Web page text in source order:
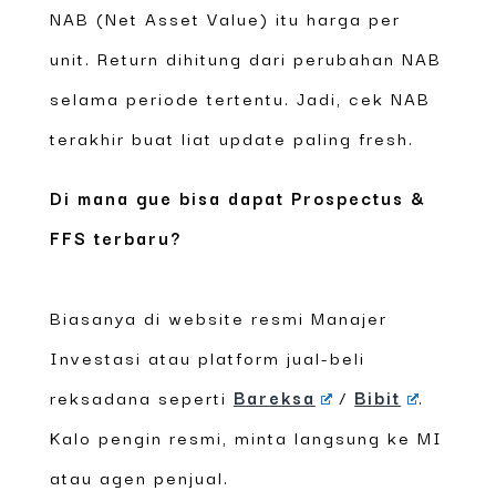
NAB (Net Asset Value) itu harga per
unit. Return dihitung dari perubahan NAB
selama periode tertentu. Jadi, cek NAB
terakhir buat liat update paling fresh.
Di mana gue bisa dapat Prospectus &
FFS terbaru?
Biasanya di website resmi Manajer
Investasi atau platform jual-beli
reksadana seperti Bareksa / Bibit
.
Kalo pengin resmi, minta langsung ke MI
atau agen penjual.